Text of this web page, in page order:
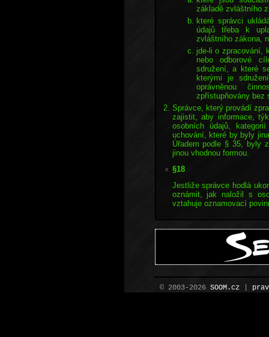
základě zvláštního
které správci
údajů třeba k
zvláštního zákona,
jde-li o zpracování,
nebo odborové
sdružení, a které
kterými je
oprávněnou
zpřístupňovány bez
Správce, který provádí
zajistit, aby informace,
osobních údajů,
uchování, které by byly
Úřadem podle § 35, byly
jinou vhodnou formou.
§18
Jestliže správce hodlá
oznámit, jak naložil s
vztahuje oznamovací
© 2003-2026 SOOM.cz